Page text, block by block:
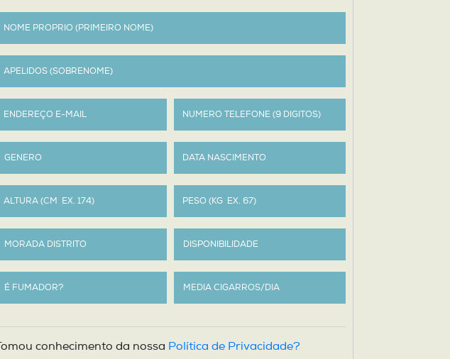
Tomou conhecimento da nossa Política de Privacidade?